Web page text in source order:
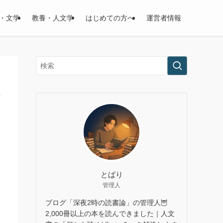
文学 教養・人文学 はじめての方へ 運営者情報
とばり
管理人
ブログ「深夜2時の読書論」の管理人🦉
2,000冊以上の本を読んできました｜人文